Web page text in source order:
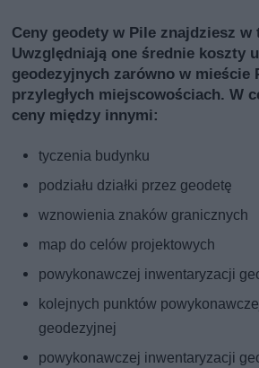
Ceny geodety w Pile znajdziesz w
Uwzględniają one średnie koszty
geodezyjnych zarówno w mieście
przyległych miejscowościach. W
ceny między innymi:
tyczenia budynku
podziału działki przez geodetę
wznowienia znaków granicznych
map do celów projektowych
powykonawczej inwentaryzacji
kolejnych punktów
geodezyjnej
powykonawczej inwentaryzacji